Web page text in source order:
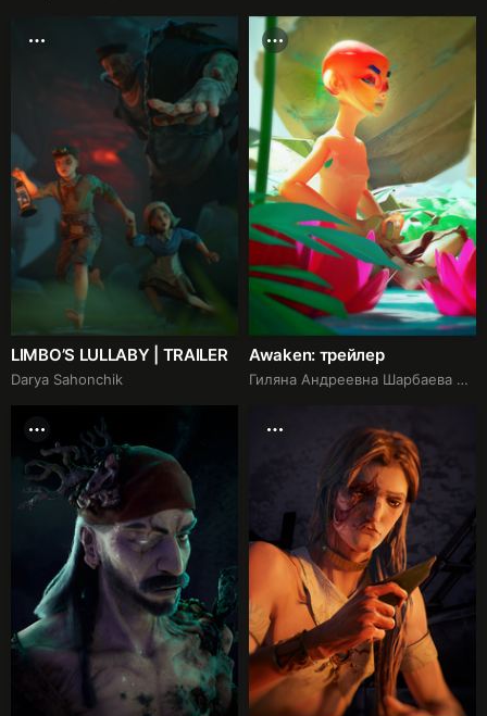
LIMBO’S LULLABY | TRAILER
Darya Sahonchik
Awaken: трейлер
Гиляна Андреевна Шарбаева Sharbaeva